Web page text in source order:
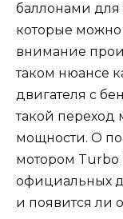
баллонами для
которые можно
внимание
таком нюансе
двигателя с
такой переход
мощности. О
мотором Turbo
официальных
и появится ли